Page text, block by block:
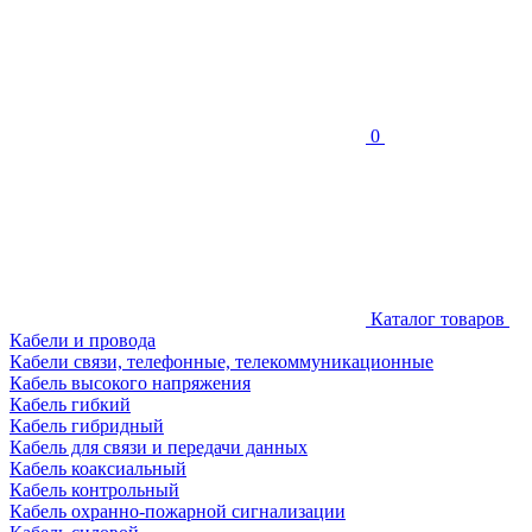
0
Каталог товаров
Кабели и провода
Кабели связи, телефонные, телекоммуникационные
Кабель высокого напряжения
Кабель гибкий
Кабель гибридный
Кабель для связи и передачи данных
Кабель коаксиальный
Кабель контрольный
Кабель охранно-пожарной сигнализации